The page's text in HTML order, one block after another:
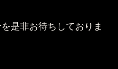
是非お待ちしておりま